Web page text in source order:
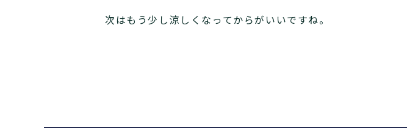
次はもう少し涼しくなってからがいいですね。